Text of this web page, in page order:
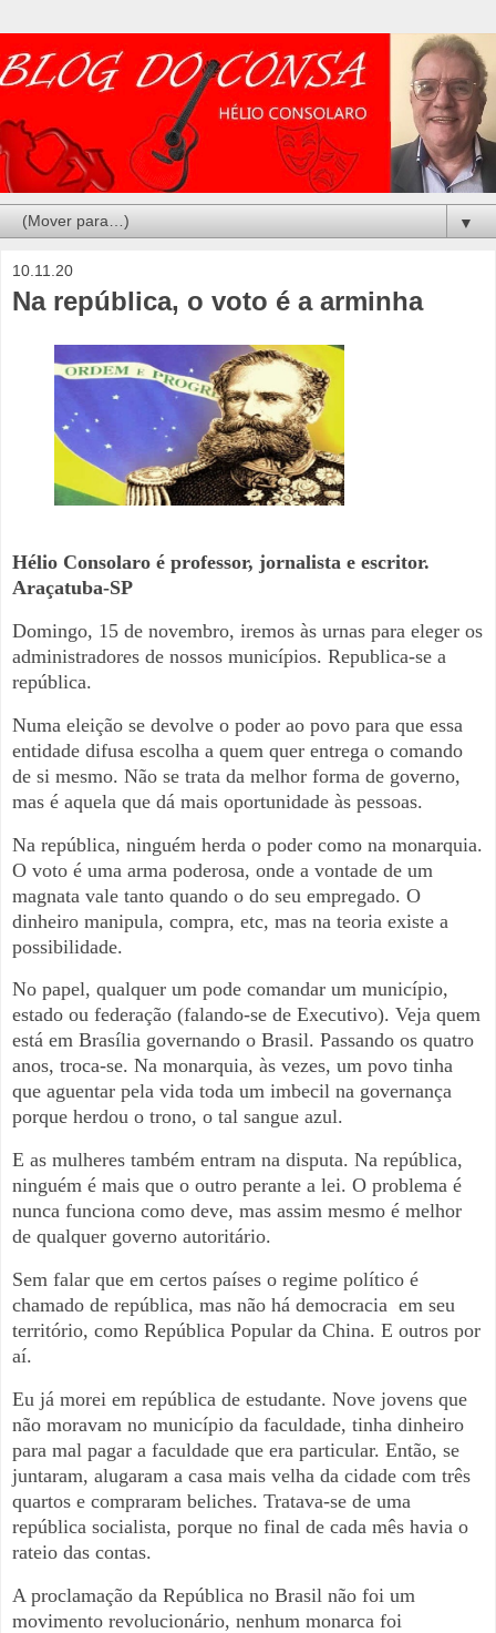
▼
10.11.20
Na república, o voto é a arminha
Hélio Consolaro é professor, jornalista e escritor.
Araçatuba-SP
Domingo, 15 de novembro, iremos às urnas para eleger os
administradores de nossos municípios. Republica-se a
república.
Numa eleição se devolve o poder ao povo para que essa
entidade difusa escolha a quem quer entrega o comando
de si mesmo. Não se trata da melhor forma de governo,
mas é aquela que dá mais oportunidade às pessoas.
Na república, ninguém herda o poder como na monarquia.
O voto é uma arma poderosa, onde a vontade de um
magnata vale tanto quando o do seu empregado. O
dinheiro manipula, compra, etc, mas na teoria existe a
possibilidade.
No papel, qualquer um pode comandar um município,
estado ou federação (falando-se de Executivo). Veja quem
está em Brasília governando o Brasil. Passando os quatro
anos, troca-se. Na monarquia, às vezes, um povo tinha
que aguentar pela vida toda um imbecil na governança
porque herdou o trono, o tal sangue azul.
E as mulheres também entram na disputa. Na república,
ninguém é mais que o outro perante a lei. O problema é
nunca funciona como deve, mas assim mesmo é melhor
de qualquer governo autoritário.
Sem falar que em certos países o regime político é
chamado de república, mas não há democracia em seu
território, como República Popular da China. E outros por
aí.
Eu já morei em república de estudante. Nove jovens que
não moravam no município da faculdade, tinha dinheiro
para mal pagar a faculdade que era particular. Então, se
juntaram, alugaram a casa mais velha da cidade com três
quartos e compraram beliches. Tratava-se de uma
república socialista, porque no final de cada mês havia o
rateio das contas.
A proclamação da República no Brasil não foi um
movimento revolucionário, nenhum monarca foi